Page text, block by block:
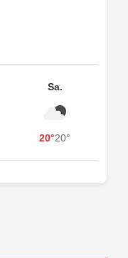
Sa.
20°20°